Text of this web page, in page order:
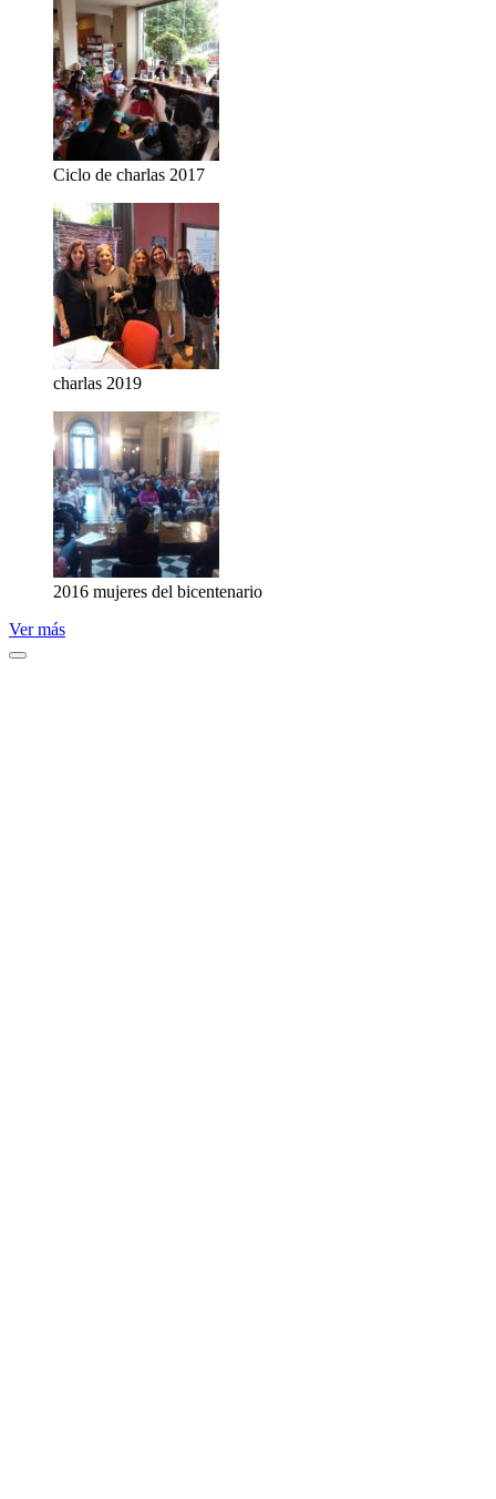
Ciclo de charlas 2017
charlas 2019
2016 mujeres del bicentenario
Ver más